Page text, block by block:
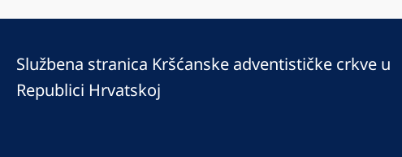
Službena stranica Kršćanske adventističke crkve u
Republici Hrvatskoj